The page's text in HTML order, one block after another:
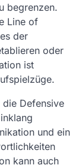
begrenzen.
Line of
der
oder
ist
die Defensive
und ein
kann auch